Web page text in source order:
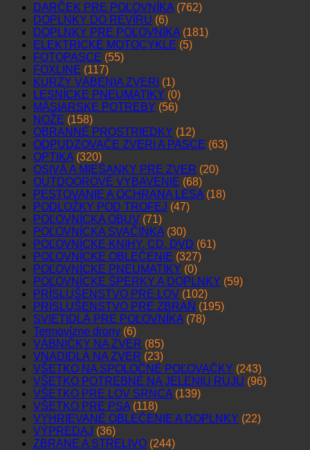
DARČEK PRE POĽOVNÍKA (762)
DOPLNKY DO REVÍRU (6)
DOPLNKY PRE POĽOVNÍKA (181)
ELEKTRICKÉ MOTOCYKLE (5)
FOTOPASCE (55)
FOXLINE (117)
KURZY VÁBENIA ZVERI (1)
LESNÍCKE PNEUMATIKY (0)
MÄSIARSKE POTREBY (56)
NOŽE (158)
OBRANNÉ PROSTRIEDKY (12)
ODPUDZOVAČE ZVERI A PASCE (63)
OPTIKA (320)
OSIVÁ A MIEŠANKY PRE ZVER (20)
OUTDOOROVÉ VYBAVENIE (68)
PESTOVANIE A OCHRANA LESA (18)
PODLOŽKY POD TROFEJ (47)
POĽOVNÍCKA OBUV (71)
POĽOVNÍCKA SVAČINKA (30)
POĽOVNÍCKE KNIHY, CD, DVD (61)
POĽOVNÍCKE OBLEČENIE (327)
POĽOVNÍCKE PNEUMATIKY (0)
POĽOVNÍCKE ŠPERKY A DOPLNKY (59)
PRÍSLUŠENSTVO PRE LOV (102)
PRÍSLUŠENSTVO PRE ZBRAŇ (195)
SVIETIDLÁ PRE POĽOVNÍKA (78)
Termovízne drony (6)
VÁBNIČKY NA ZVER (85)
VNADIDLÁ NA ZVER (23)
VŠETKO NA SPOLOČNÉ POĽOVAČKY (243)
VŠETKO POTREBNÉ NA JELENIU RUJU (96)
VŠETKO PRE LOV SRNCA (139)
VŠETKO PRE PSA (118)
VYHRIEVANÉ OBLEČENIE A DOPLNKY (22)
VÝPREDAJ (36)
ZBRANE A STRELIVO (244)